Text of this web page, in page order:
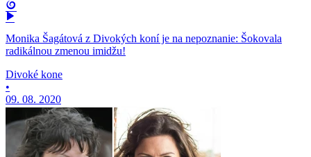
Monika Šagátová z Divokých koní je na nepoznanie: Šokovala
radikálnou zmenou imidžu!
Divoké kone
•
09. 08. 2020